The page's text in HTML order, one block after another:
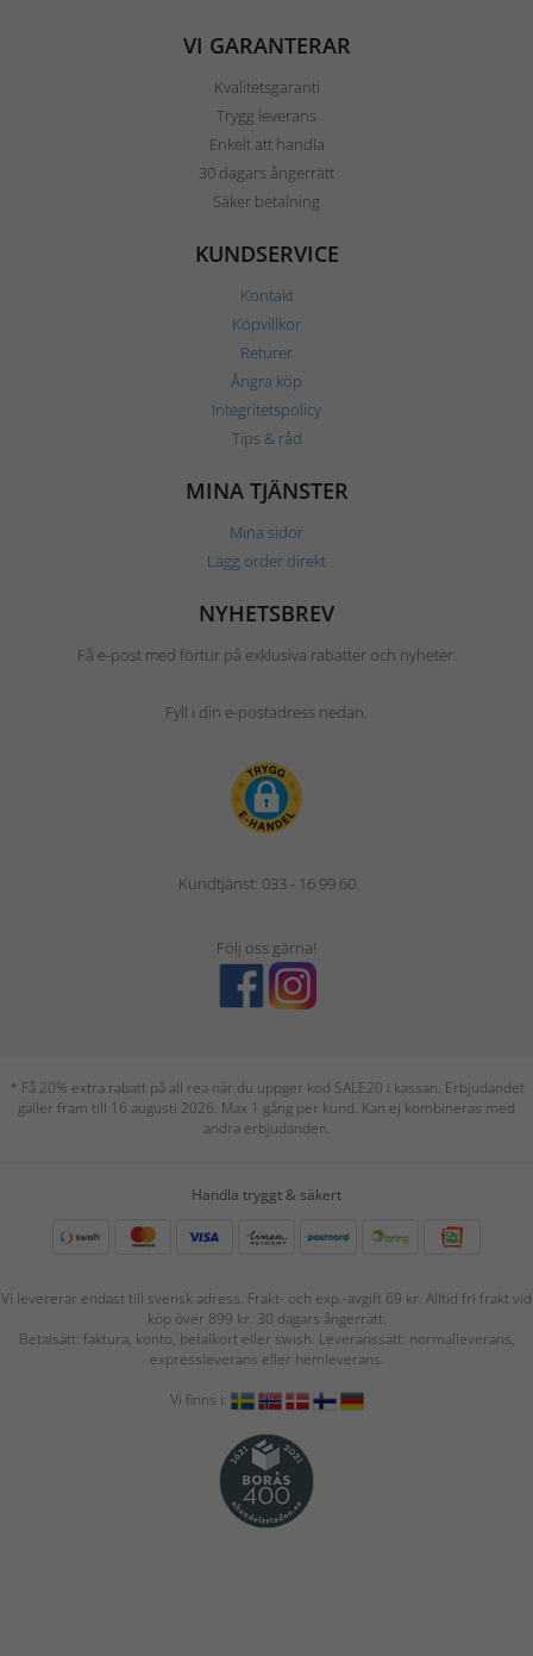
VI GARANTERAR
Kvalitetsgaranti
Trygg leverans
Enkelt att handla
30 dagars ångerrätt
Säker betalning
KUNDSERVICE
Kontakt
Köpvillkor
Returer
Ångra köp
Integritetspolicy
Tips & råd
MINA TJÄNSTER
Mina sidor
Lägg order direkt
NYHETSBREV
Få e-post med förtur på exklusiva rabatter och nyheter.
Fyll i din e-postadress nedan.
Kundtjänst: 033 - 16 99 60
Följ oss gärna!
* Få 20% extra rabatt på all rea när du uppger kod SALE20 i kassan. Erbjudandet
gäller fram till 16 augusti 2026. Max 1 gång per kund. Kan ej kombineras med
andra erbjudanden.
Handla tryggt & säkert
Vi levererar endast till svensk adress. Frakt- och exp.-avgift 69 kr. Alltid fri frakt vid
köp över 899 kr. 30 dagars ångerrätt.
Betalsätt: faktura, konto, betalkort eller swish. Leveranssätt: normalleverans,
expressleverans eller hemleverans.
Vi finns i: